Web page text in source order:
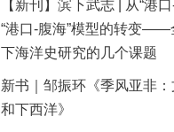
【新刊】滨下武志 | 从“港
“港口-腹海”模型的转变——
下海洋史研究的几个课题
新书｜邹振环《季风亚非
和下西洋》